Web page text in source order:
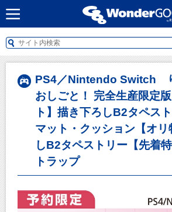
PS4／Nintendo Switch
おしごと！ 完全生産限定
ト】描き下ろしB2タペス
マット・クッション【オリ
しB2タペストリー【先着
トラップ